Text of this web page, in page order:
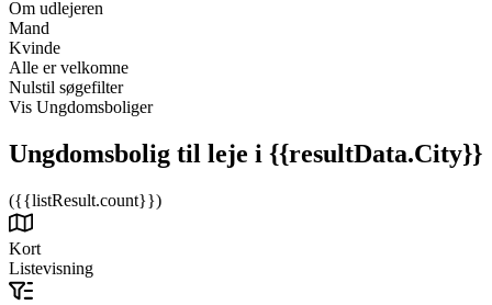
Om udlejeren
Mand
Kvinde
Alle er velkomne
Nulstil søgefilter
Vis Ungdomsboliger
Ungdomsbolig til leje i {{resultData.City}}
({{listResult.count}})
Kort
Listevisning